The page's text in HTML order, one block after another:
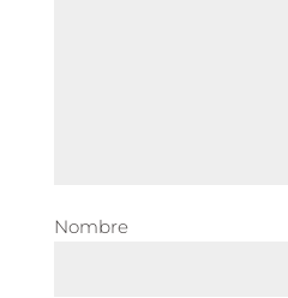
Nombre